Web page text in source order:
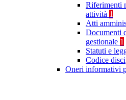
Riferimenti
attività 1
Atti
Documenti
gestionale 1
Statuti e
Codice
Oneri informativi